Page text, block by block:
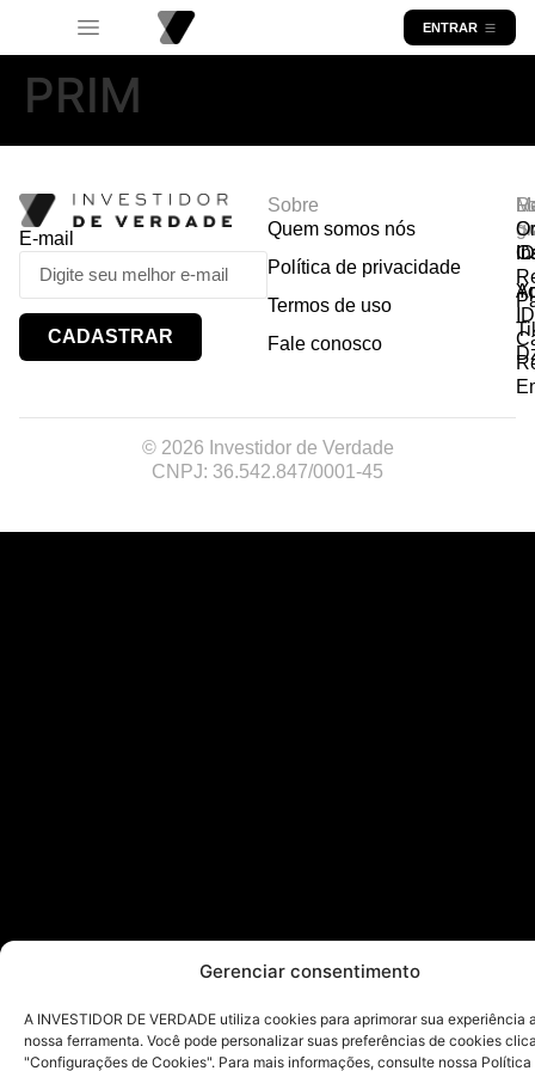
Gerenciar consentimento
A INVESTIDOR DE VERDADE utiliza cookies para aprimorar sua experiência
nossa ferramenta. Você pode personalizar suas preferências de cookies
"Configurações de Cookies". Para mais informações, consulte nossa Política
ENTRAR
PRIM
E-mail
CADASTRAR
Sobre
Quem somos nós
Política de privacidade
Termos de uso
Fale conosco
© 2026 Investidor de Verdade
CNPJ: 36.542.847/0001-45